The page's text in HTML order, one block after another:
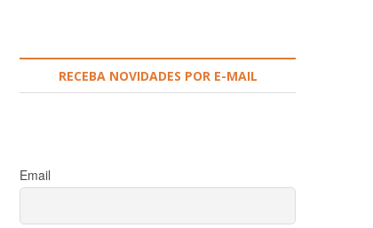
RECEBA NOVIDADES POR E-MAIL
Email